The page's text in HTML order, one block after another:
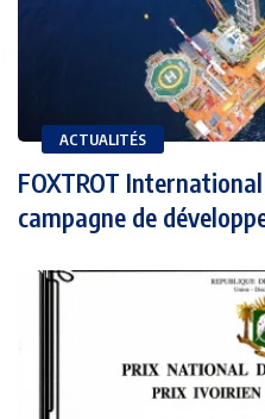
ACTUALITÉS
FOXTROT
campagne de